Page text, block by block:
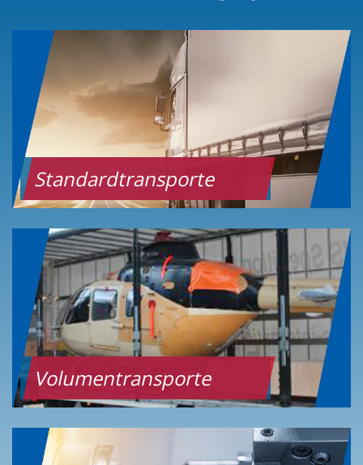
Standardtransporte
Volumentransporte